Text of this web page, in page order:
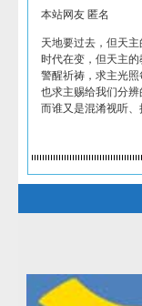
本站网友 匿名
天地要过去，但天主
时代在变，但天主的
警醒祈祷，求主光照
也求主赐给我们分
而谁又是混淆视听、